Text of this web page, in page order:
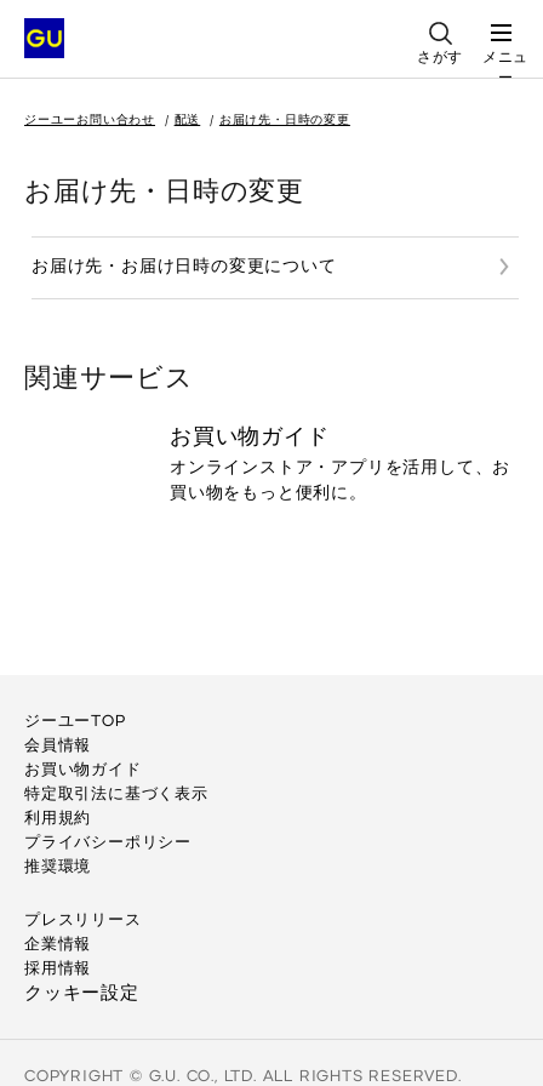
さがす
メニュ
ー
ジーユーお問い合わせ 配送 お届け先・日時の変更
お届け先・日時の変更
お届け先・お届け日時の変更について
関連サービス
お買い物ガイド
オンラインストア・アプリを活用して、お
買い物をもっと便利に。
ジーユーTOP
会員情報
お買い物ガイド
特定取引法に基づく表示
利用規約
プライバシーポリシー
推奨環境
プレスリリース
企業情報
採用情報
クッキー設定
COPYRIGHT © G.U. CO., LTD. ALL RIGHTS RESERVED.